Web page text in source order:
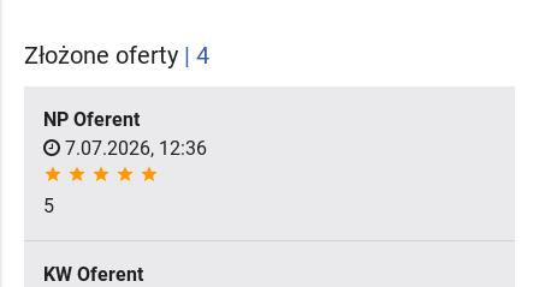
Złożone oferty | 4
NP Oferent
7.07.2026, 12:36
star star star star star
5
KW Oferent